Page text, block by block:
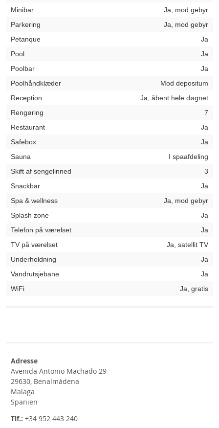
Minibar
Ja, mod gebyr
Parkering
Ja, mod gebyr
Petanque
Ja
Pool
Ja
Poolbar
Ja
Poolhåndklæder
Mod depositum
Reception
Ja, åbent hele døgnet
Rengøring
7
Restaurant
Ja
Safebox
Ja
Sauna
I spaafdeling
Skift af sengelinned
3
Snackbar
Ja
Spa & wellness
Ja, mod gebyr
Splash zone
Ja
Telefon på værelset
Ja
TV på værelset
Ja, satellit TV
Underholdning
Ja
Vandrutsjebane
Ja
WiFi
Ja, gratis
Adresse
Avenida Antonio Machado 29
29630, Benalmádena
Malaga
Spanien
Tlf.: +34 952 443 240